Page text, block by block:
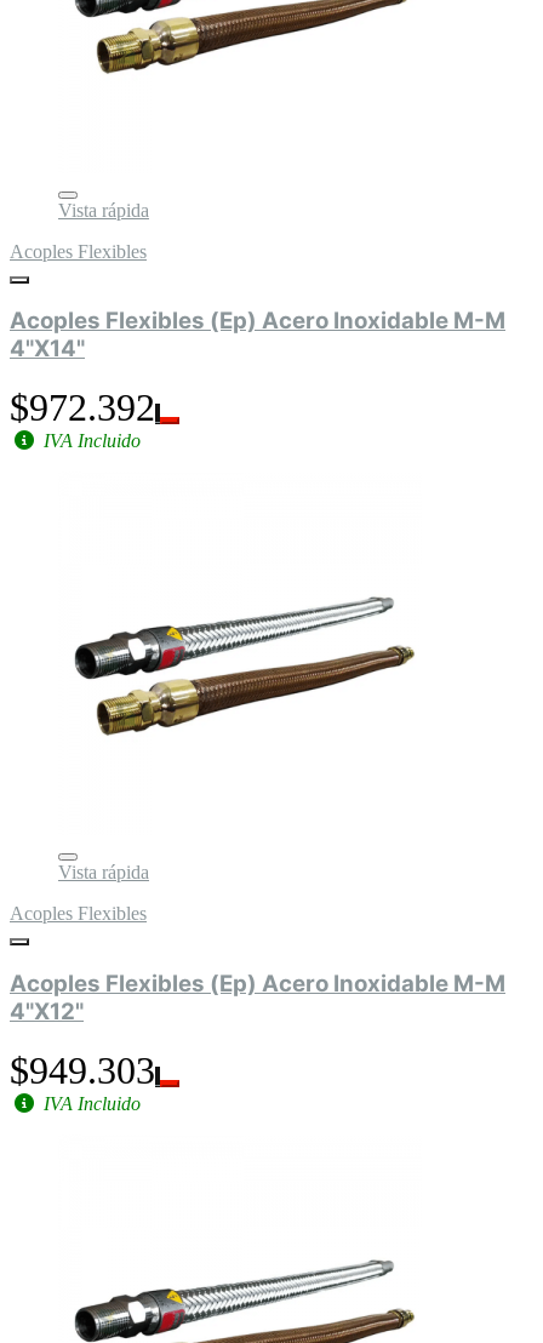
Vista rápida
Acoples Flexibles
Acoples Flexibles (Ep) Acero Inoxidable M-M
4"X14"
$972.392
IVA Incluido
Vista rápida
Acoples Flexibles
Acoples Flexibles (Ep) Acero Inoxidable M-M
4"X12"
$949.303
IVA Incluido